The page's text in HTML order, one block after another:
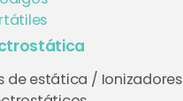
de estática / Ionizadores